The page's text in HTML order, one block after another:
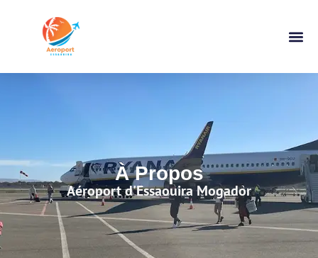
À Propos
Aéroport d'Essaouira Mogador